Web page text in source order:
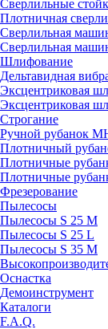
Сверлильные
Плотничная
Сверлильная
Сверлильная
Шлифование
Дельтавидная
Эксцентриковая
Эксцентриковая
Строгание
Ручной рубанок
Плотничный
Плотничные
Плотничные
Фрезерование
Пылесосы
Пылесосы S 25 M
Пылесосы S 25 L
Пылесосы S 35 M
Оснастка
Демоинструмент
Каталоги
F.A.Q.